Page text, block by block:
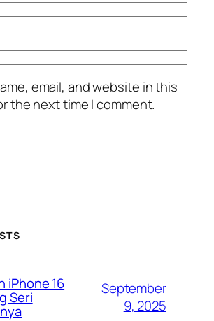
email, and website in this
the next time I comment.
iPhone 16
Seri
September
9, 2025